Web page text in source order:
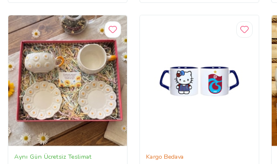
Aynı Gün Ücretsiz Teslimat Kargo Bedava